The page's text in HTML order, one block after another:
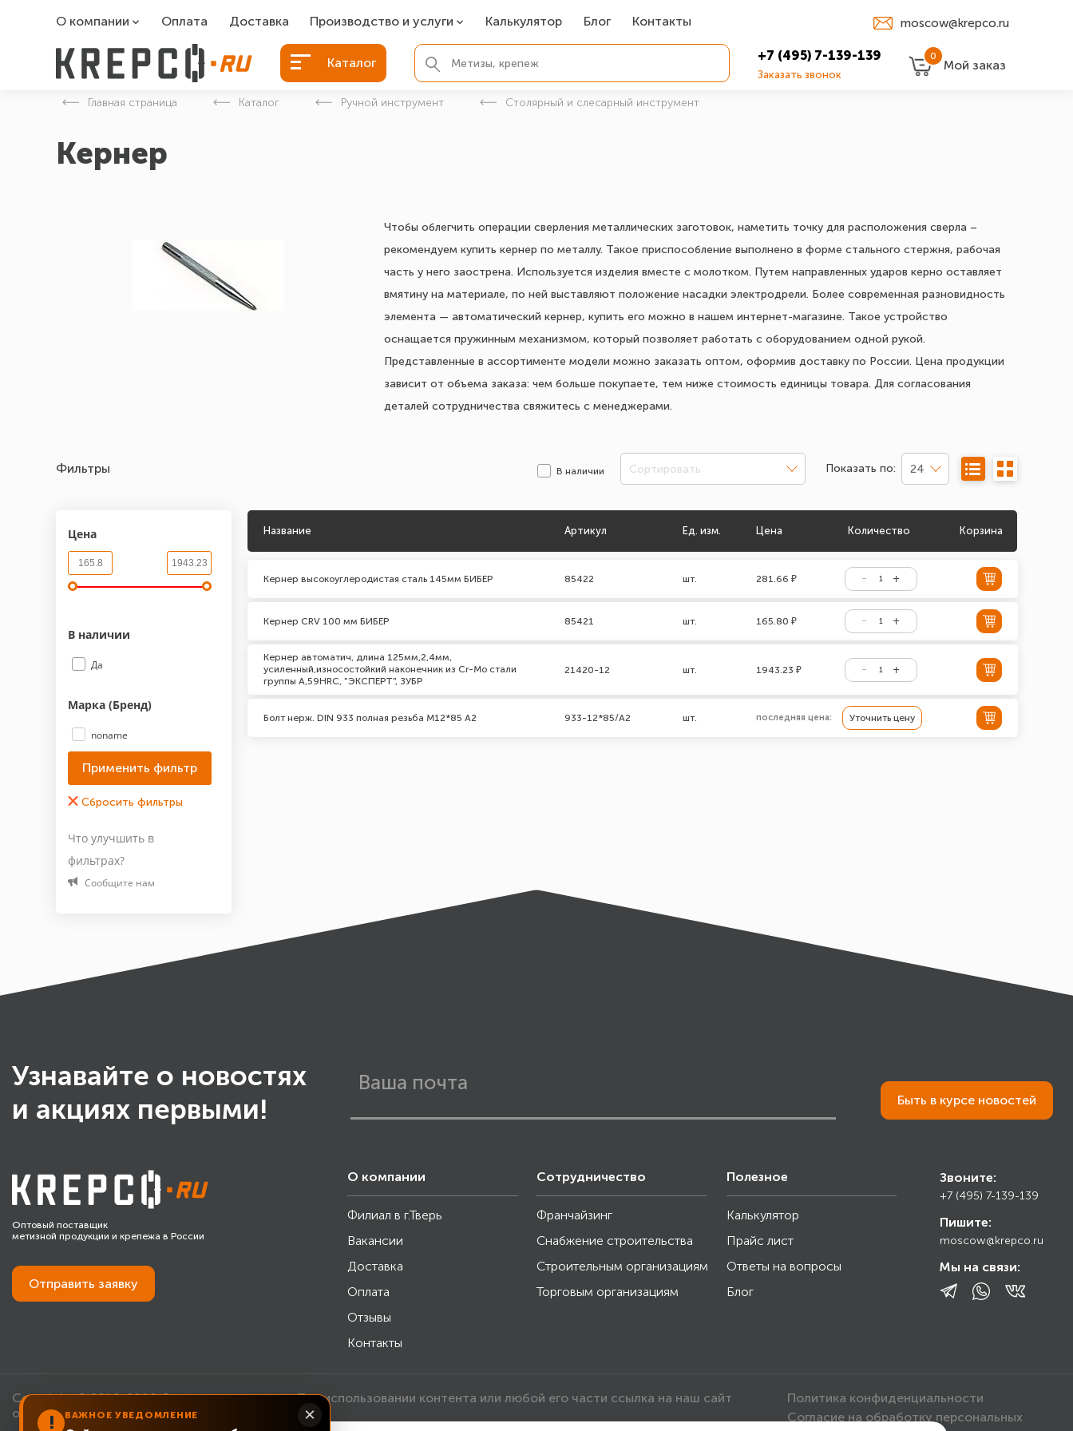
О компании
О компании
Оплата Доставка Производство и услуги
Болты БСР
Болты для фундамента
Калькулятор Блог Контакты moscow@krepco.ru
Каталог +7 (495) 7-139-139
Заказать звонок
0
Мой заказ
Главная страница Каталог Ручной инструмент Столярный и слесарный инструмент
Кернер
Чтобы облегчить операции сверления металлических заготовок, наметить точку для расположения сверла –
рекомендуем купить кернер по металлу. Такое приспособление выполнено в форме стального стержня, рабочая
часть у него заострена. Используется изделия вместе с молотком. Путем направленных ударов керно оставляет
вмятину на материале, по ней выставляют положение насадки электродрели. Более современная разновидность
элемента — автоматический кернер, купить его можно в нашем интернет-магазине. Такое устройство
оснащается пружинным механизмом, который позволяет работать с оборудованием одной рукой.
Представленные в ассортименте модели можно заказать оптом, оформив доставку по России. Цена продукции
зависит от объема заказа: чем больше покупаете, тем ниже стоимость единицы товара. Для согласования
деталей сотрудничества свяжитесь с менеджерами.
Фильтры В наличии Сортировать Показать по: 24
Цена
В наличии
Да
Марка (Бренд)
noname
Что улучшить в
фильтрах?
Сообщите нам
Название Артикул Ед. изм. Цена Количество Корзина
Кернер высокоуглеродистая сталь 145мм БИБЕР 85422 шт. 281.66 ₽
Кернер CRV 100 мм БИБЕР 85421 шт. 165.80 ₽
Кернер автоматич, длина 125мм,2,4мм,
усиленный,износостойкий наконечник из Cr-Mo стали
группы А,59HRC, "ЭКСПЕРТ", ЗУБР
21420-12 шт. 1943.23 ₽
Болт нерж. DIN 933 полная резьба М12*85 А2 933-12*85/А2 шт. последняя цена: Уточнить цену
Узнавайте о новостях
и акциях первыми!
Быть в курсе новостей
Оптовый поставщик
метизной продукции и крепежа в России
Отправить заявку
О компании
Филиал в г.Тверь
Вакансии
Доставка
Оплата
Отзывы
Контакты
Сотрудничество
Франчайзинг
Снабжение строительства
Строительным организациям
Торговым организациям
Полезное
Калькулятор
Прайс лист
Ответы на вопросы
Блог
Звоните:
+7 (495) 7-139-139
Пишите:
moscow@krepco.ru
Мы на связи:
Copyright © 2010-2026. Все права защищены. При использовании контента или любой его части ссылка на наш сайт
обязательна.
Политика конфиденциальности
Согласие на обработку персональных
! ВАЖНОЕ УВЕДОМЛЕНИЕ ×